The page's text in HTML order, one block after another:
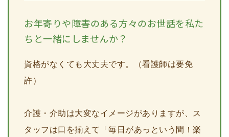
お年寄りや障害のある方々のお世話を私た
ちと一緒にしませんか？
資格がなくても大丈夫です。（看護師は要免
許）
介護・介助は大変なイメージがありますが、ス
タッフは口を揃えて「毎日があっという間！楽